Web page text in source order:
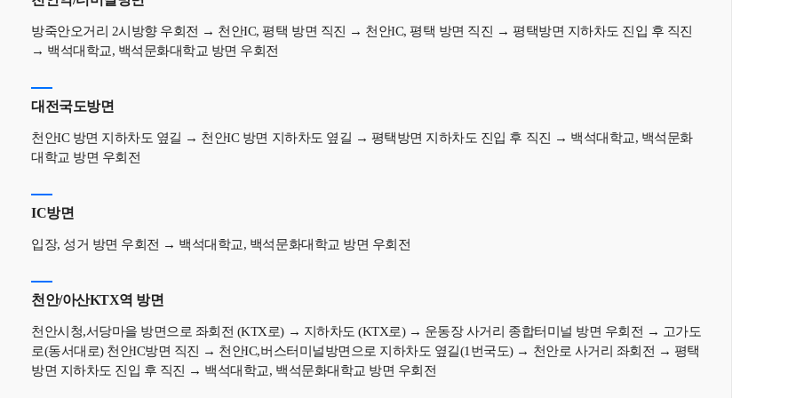
방죽안오거리 2시방향 우회전 → 천안IC, 평택 방면 직진 → 천안IC, 평택 방면 직진 → 평택방면 지하차도 진입 후 직진
→ 백석대학교, 백석문화대학교 방면 우회전
대전국도방면
천안IC 방면 지하차도 옆길 → 천안IC 방면 지하차도 옆길 → 평택방면 지하차도 진입 후 직진 → 백석대학교, 백석문화
대학교 방면 우회전
IC방면
입장, 성거 방면 우회전 → 백석대학교, 백석문화대학교 방면 우회전
천안/아산KTX역 방면
천안시청,서당마을 방면으로 좌회전 (KTX로) → 지하차도 (KTX로) → 운동장 사거리 종합터미널 방면 우회전 → 고가도
로(동서대로) 천안IC방면 직진 → 천안IC,버스터미널방면으로 지하차도 옆길(1번국도) → 천안로 사거리 좌회전 → 평택
방면 지하차도 진입 후 직진 → 백석대학교, 백석문화대학교 방면 우회전